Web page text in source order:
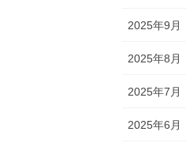
2025年9月
2025年8月
2025年7月
2025年6月